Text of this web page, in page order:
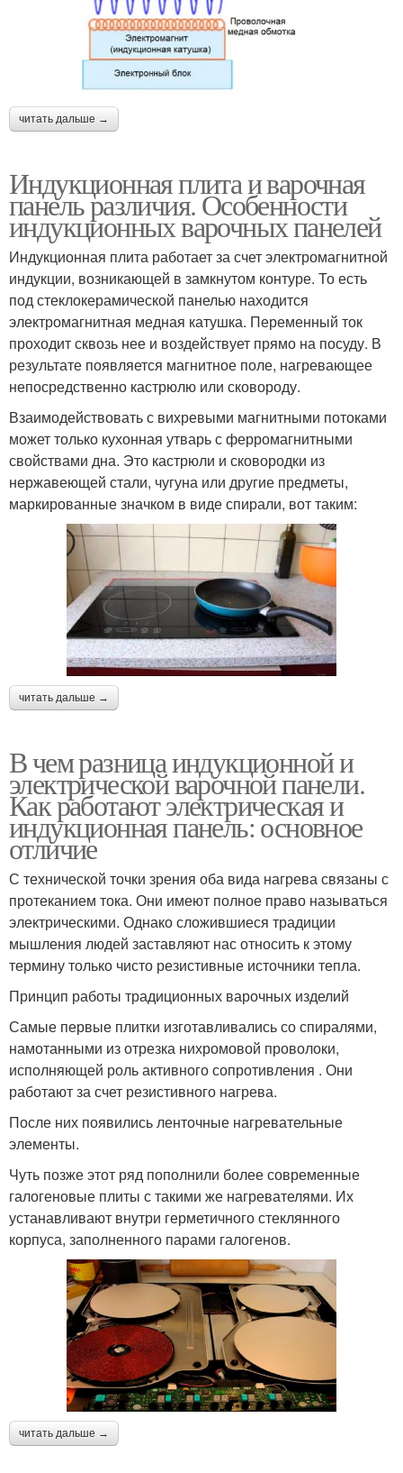
читать дальше →
Индукционная плита и варочная
панель различия. Особенности
индукционных варочных панелей
Индукционная плита работает за счет электромагнитной
индукции, возникающей в замкнутом контуре. То есть
под стеклокерамической панелью находится
электромагнитная медная катушка. Переменный ток
проходит сквозь нее и воздействует прямо на посуду. В
результате появляется магнитное поле, нагревающее
непосредственно кастрюлю или сковороду.
Взаимодействовать с вихревыми магнитными потоками
может только кухонная утварь с ферромагнитными
свойствами дна. Это кастрюли и сковородки из
нержавеющей стали, чугуна или другие предметы,
маркированные значком в виде спирали, вот таким:
читать дальше →
В чем разница индукционной и
электрической варочной панели.
Как работают электрическая и
индукционная панель: основное
отличие
С технической точки зрения оба вида нагрева связаны с
протеканием тока. Они имеют полное право называться
электрическими. Однако сложившиеся традиции
мышления людей заставляют нас относить к этому
термину только чисто резистивные источники тепла.
Принцип работы традиционных варочных изделий
Самые первые плитки изготавливались со спиралями,
намотанными из отрезка нихромовой проволоки,
исполняющей роль активного сопротивления . Они
работают за счет резистивного нагрева.
После них появились ленточные нагревательные
элементы.
Чуть позже этот ряд пополнили более современные
галогеновые плиты с такими же нагревателями. Их
устанавливают внутри герметичного стеклянного
корпуса, заполненного парами галогенов.
читать дальше →